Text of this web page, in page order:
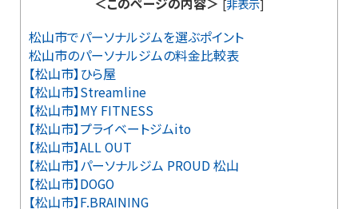
[非表示]
松山市でパーソナルジムを選ぶポイント
松山市のパーソナルジムの料金比較表
【松山市】ひら屋
【松山市】Streamline
【松山市】MY FITNESS
【松山市】プライベートジムito
【松山市】ALL OUT
【松山市】パーソナルジム PROUD 松山
【松山市】DOGO
【松山市】F.BRAINING